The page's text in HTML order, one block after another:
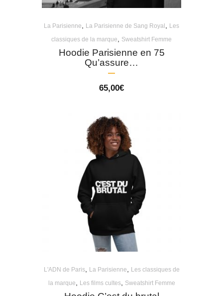
La Parisienne La Parisienne de Sang Royal
Les
classiques de la marque
Sweatshirt Femme
Hoodie Parisienne en 75
Qu’assure…
65,00€
L'ADN de Paris, La Parisienne
Les classiques de
la marque
Les films cultes, Sweatshirt Femme